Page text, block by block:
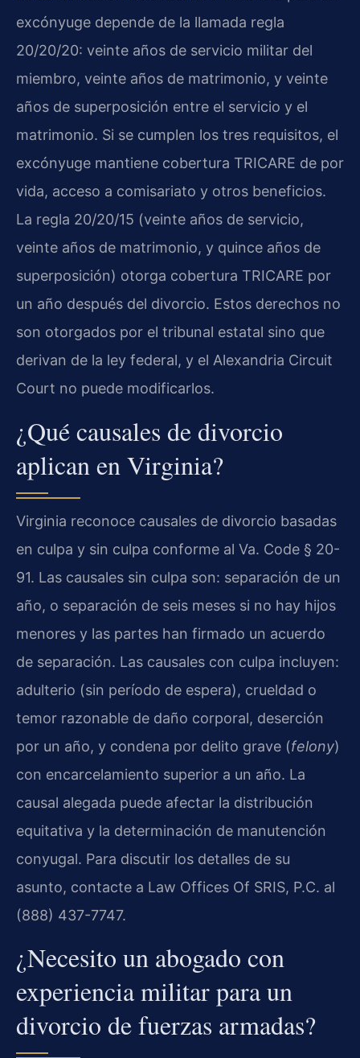
excónyuge depende de la llamada regla
20/20/20: veinte años de servicio militar del
miembro, veinte años de matrimonio, y veinte
años de superposición entre el servicio y el
matrimonio. Si se cumplen los tres requisitos, el
excónyuge mantiene cobertura TRICARE de por
vida, acceso a comisariato y otros beneficios.
La regla 20/20/15 (veinte años de servicio,
veinte años de matrimonio, y quince años de
superposición) otorga cobertura TRICARE por
un año después del divorcio. Estos derechos no
son otorgados por el tribunal estatal sino que
derivan de la ley federal, y el Alexandria Circuit
Court no puede modificarlos.
¿Qué causales de divorcio
aplican en Virginia?
Virginia reconoce causales de divorcio basadas
en culpa y sin culpa conforme al Va. Code § 20-
91. Las causales sin culpa son: separación de un
año, o separación de seis meses si no hay hijos
menores y las partes han firmado un acuerdo
de separación. Las causales con culpa incluyen:
adulterio (sin período de espera), crueldad o
temor razonable de daño corporal, deserción
por un año, y condena por delito grave (felony)
con encarcelamiento superior a un año. La
causal alegada puede afectar la distribución
equitativa y la determinación de manutención
conyugal. Para discutir los detalles de su
asunto, contacte a Law Offices Of SRIS, P.C. al
(888) 437-7747.
¿Necesito un abogado con
experiencia militar para un
divorcio de fuerzas armadas?